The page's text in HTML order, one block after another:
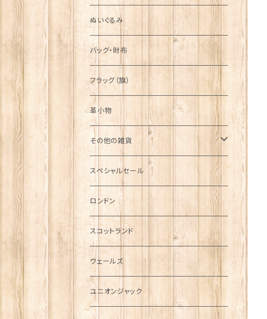
ぬいぐるみ
バッグ・財布
フラッグ（旗）
革小物
その他の雑貨
ミニカー
チャーム
犬グッズ
傘
指貫(シンブル)
スペシャルセール
ロンドン
スコットランド
ウェールズ
ユニオンジャック